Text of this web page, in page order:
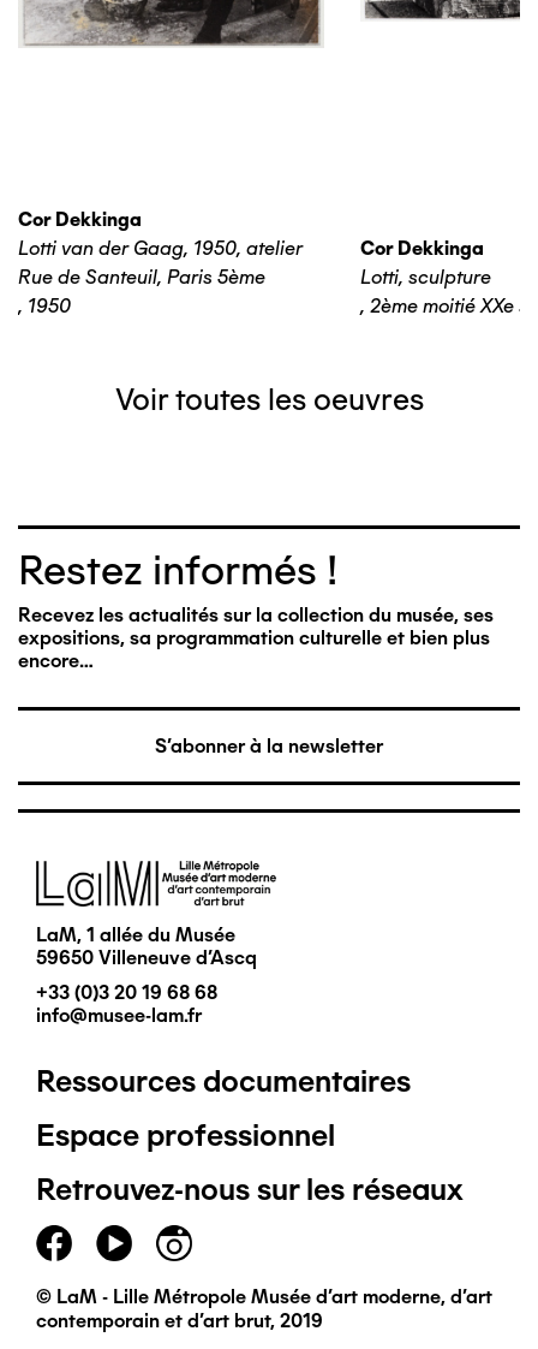
Cor Dekkinga
Lotti van der Gaag, 1950, atelier
Rue de Santeuil, Paris 5ème
, 1950
Cor Dekkinga
Lotti, sculpture
, 2ème moitié XXe
Voir toutes les oeuvres
Restez informés !
Recevez les actualités sur la collection du musée, ses
expositions, sa programmation culturelle et bien plus
encore…
S'abonner à la newsletter
Image
LaM, 1 allée du Musée
59650 Villeneuve d'Ascq
+33 (0)3 20 19 68 68
info@musee-lam.fr
Pied
de
page
principal
Ressources documentaires
Espace professionnel
Retrouvez-nous sur les réseaux
© LaM - Lille Métropole Musée d'art moderne, d'art
contemporain et d'art brut, 2019